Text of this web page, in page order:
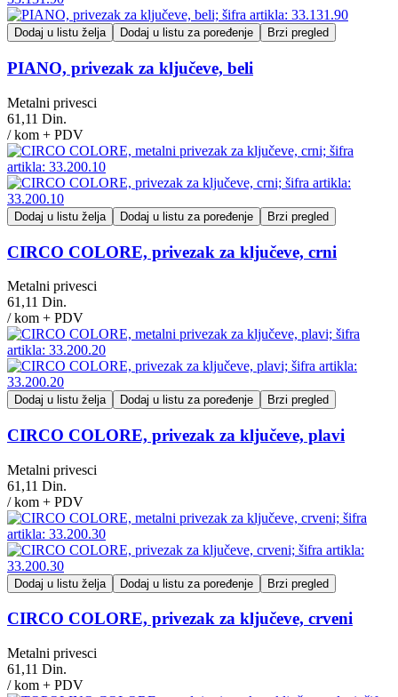
Dodaj u listu želja Dodaj u listu za poređenje Brzi pregled
PIANO, privezak za ključeve, beli
Metalni privesci
61,11 Din.
/ kom + PDV
Dodaj u listu želja Dodaj u listu za poređenje Brzi pregled
CIRCO COLORE, privezak za ključeve, crni
Metalni privesci
61,11 Din.
/ kom + PDV
Dodaj u listu želja Dodaj u listu za poređenje Brzi pregled
CIRCO COLORE, privezak za ključeve, plavi
Metalni privesci
61,11 Din.
/ kom + PDV
Dodaj u listu želja Dodaj u listu za poređenje Brzi pregled
CIRCO COLORE, privezak za ključeve, crveni
Metalni privesci
61,11 Din.
/ kom + PDV